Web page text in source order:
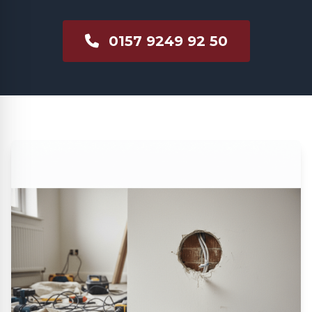
0157 9249 92 50